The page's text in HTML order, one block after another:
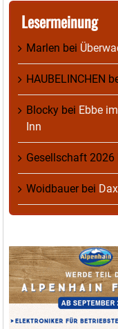
Lesermeinung
Marlen bei
HAUBELINCHEN
Blocky bei Ebbe
Inn
Gesellschaft 2026
Woidbauerbei